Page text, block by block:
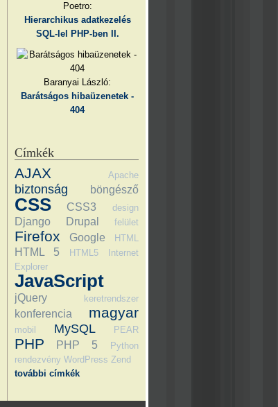
Poetro:
Hierarchikus adatkezelés
SQL-lel PHP-ben II.
Baranyai László:
Barátságos hibaüzenetek -
404
Címkék
AJAX Apache
biztonság böngésző
CSS CSS3 design
Django Drupal felület
Firefox Google HTML
HTML 5 HTML5
Internet
Explorer
JavaScript
jQuery keretrendszer
konferencia magyar
mobil MySQL PEAR
PHP PHP 5
Python
rendezvény WordPress Zend
további címkék